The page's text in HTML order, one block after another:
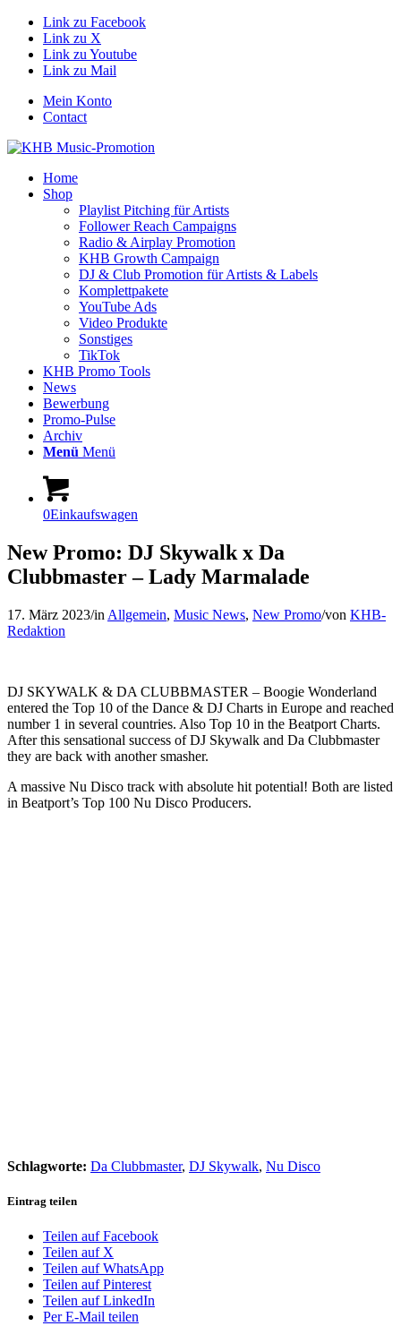
Link zu Facebook
Link zu X
Link zu Youtube
Link zu Mail
Mein Konto
Contact
Home
Shop
Playlist Pitching für Artists
Follower Reach Campaigns
Radio & Airplay Promotion
KHB Growth Campaign
DJ & Club Promotion für Artists & Labels
Komplettpakete
YouTube Ads
Video Produkte
Sonstiges
TikTok
KHB Promo Tools
News
Bewerbung
Promo-Pulse
Archiv
Menü Menü
0Einkaufswagen
New Promo: DJ Skywalk x Da
Clubbmaster – Lady Marmalade
17. März 2023/in Allgemein, Music News, New Promo/von KHB-
Redaktion
DJ SKYWALK & DA CLUBBMASTER – Boogie Wonderland
entered the Top 10 of the Dance & DJ Charts in Europe and reached
number 1 in several countries. Also Top 10 in the Beatport Charts.
After this sensational success of DJ Skywalk and Da Clubbmaster
they are back with another smasher.
A massive Nu Disco track with absolute hit potential! Both are listed
in Beatport’s Top 100 Nu Disco Producers.
Schlagworte: Da Clubbmaster, DJ Skywalk, Nu Disco
Eintrag teilen
Teilen auf Facebook
Teilen auf X
Teilen auf WhatsApp
Teilen auf Pinterest
Teilen auf LinkedIn
Per E-Mail teilen